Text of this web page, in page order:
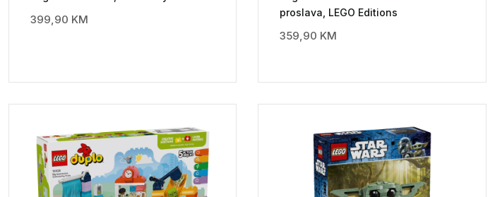
399,90 KM
proslava, LEGO Editions
359,90 KM